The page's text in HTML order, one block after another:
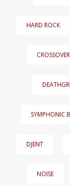
HARD ROCK
CROSSOVER
SYMPHONIC
DJENT
NOISE